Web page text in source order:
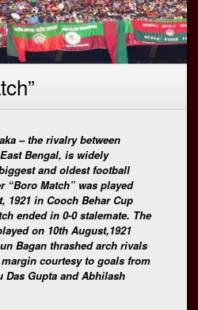
– the rivalry between
Bengal, is widely
and oldest football
“Boro Match” was played
1921 in Cooch Behar Cup
ended in 0-0 stalemate. The
on 10th August,1921
Bagan thrashed arch rivals
courtesy to goals from
Das Gupta and Abhilash